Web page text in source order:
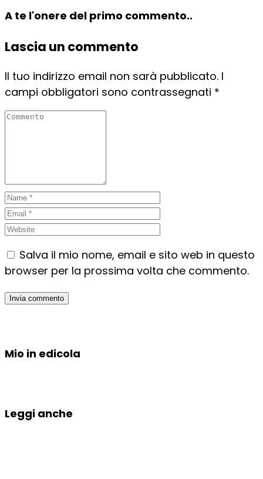
A te l'onere del primo commento..
Lascia un commento
Il tuo indirizzo email non sarà pubblicato. I
campi obbligatori sono contrassegnati *
Salva il mio nome, email e sito web in questo
browser per la prossima volta che commento.
Mio in edicola
Leggi anche